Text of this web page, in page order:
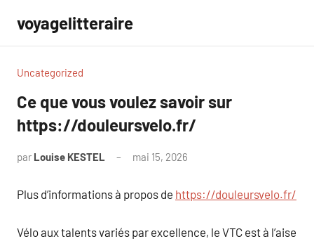
contenu
voyagelitteraire
Uncategorized
Ce que vous voulez savoir sur
https://douleursvelo.fr/
par Louise KESTEL mai 15, 2026
Plus d’informations à propos de https://douleursvelo.fr/
Vélo aux talents variés par excellence, le VTC est à l’aise